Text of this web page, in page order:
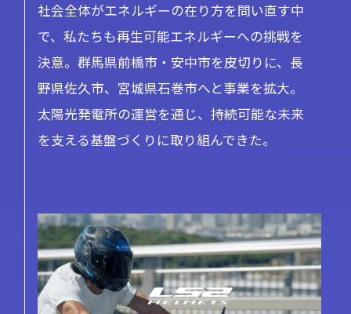
社会全体がエネルギーの在り方を問い直す中
で、私たちも再生可能エネルギーへの挑戦を
決意。群馬県前橋市・安中市を皮切りに、長
野県佐久市、宮城県石巻市へと事業を拡大。
太陽光発電所の運営を通じ、持続可能な未来
を支える基盤づくりに取り組んできた。